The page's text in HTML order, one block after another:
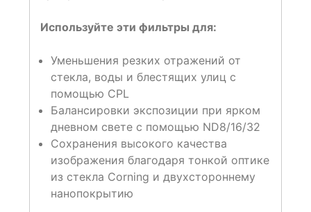
Используйте эти фильтры для:
Уменьшения резких отражений от
стекла, воды и блестящих улиц с
помощью CPL
Балансировки экспозиции при ярком
дневном свете с помощью ND8/16/32
Сохранения высокого качества
изображения благодаря тонкой оптике
из стекла Corning и двухстороннему
нанопокрытию